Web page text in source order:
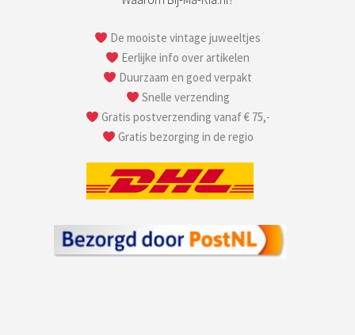
De mooiste vintage juweeltjes
Eerlijke info over artikelen
Duurzaam en goed verpakt
Snelle verzending
Gratis postverzending vanaf € 75,-
Gratis bezorging in de regio